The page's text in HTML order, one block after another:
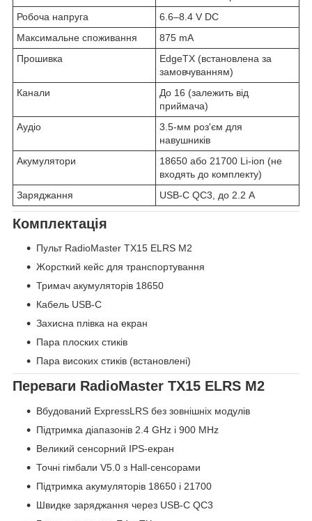
Робоча напруга
6.6–8.4 V DC
Максимальне споживання
875 mA
Прошивка
EdgeTX (встановлена за
замовчуванням)
Канали
До 16 (залежить від
приймача)
Аудіо
3.5-мм роз'єм для
навушників
Акумулятори
18650 або 21700 Li-ion (не
входять до комплекту)
Заряджання
USB-C QC3, до 2.2 A
Комплектація
Пульт RadioMaster TX15 ELRS M2
Жорсткий кейс для транспортування
Тримач акумуляторів 18650
Кабель USB-C
Захисна плівка на екран
Пара плоских стиків
Пара високих стиків (встановлені)
Переваги RadioMaster TX15 ELRS M2
Вбудований ExpressLRS без зовнішніх модулів
Підтримка діапазонів 2.4 GHz і 900 MHz
Великий сенсорний IPS-екран
Точні гімбали V5.0 з Hall-сенсорами
Підтримка акумуляторів 18650 і 21700
Швидке заряджання через USB-C QC3